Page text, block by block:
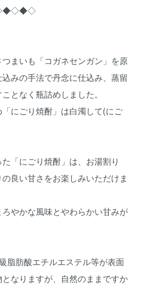
つまいも「コガネセンガン」を原
みの手法で丹念に仕込み、蒸留
となく瓶詰めしました。
にごり焼酎」は白濁して(にご
「にごり焼酎」は、お湯割り
良い甘さをお楽しみいただけま
やかな風味とやわらかい甘みが
脂肪酸エチルエステル等が表面
なりますが、自然のままですか